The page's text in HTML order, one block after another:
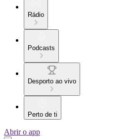
Rádio
Podcasts
Desporto ao vivo
Perto de ti
Abrir o app